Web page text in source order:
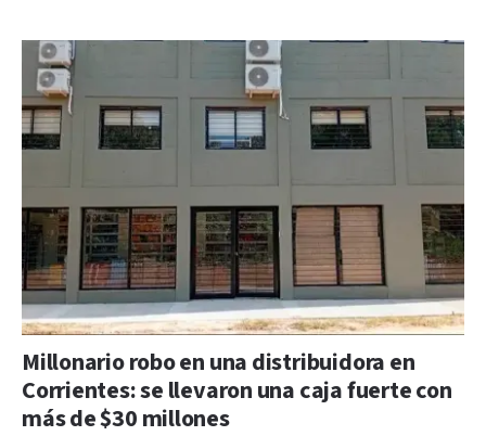
Millonario robo en una distribuidora en
Corrientes: se llevaron una caja fuerte con
más de $30 millones